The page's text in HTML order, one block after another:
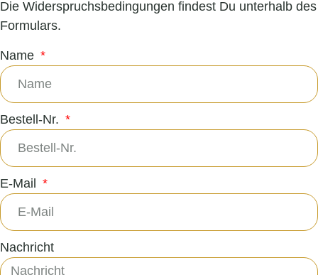
Die Widerspruchsbedingungen findest Du unterhalb des
Formulars.
Name
Bestell-Nr.
E-Mail
Nachricht